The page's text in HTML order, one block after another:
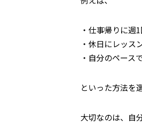
・仕事帰りに週
・休日にレッス
・自分のペース
といった方法を
大切なのは、自